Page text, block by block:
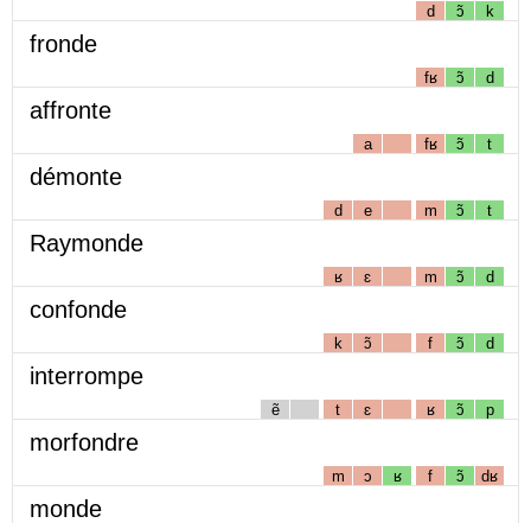
d ɔ̃ k
fronde
fʁ ɔ̃ d
affronte
a fʁ ɔ̃ t
démonte
d e m ɔ̃ t
Raymonde
ʁ ɛ m ɔ̃ d
confonde
k ɔ̃ f ɔ̃ d
interrompe
ẽ t ɛ ʁ ɔ̃ p
morfondre
m ɔ ʁ f ɔ̃ dʁ
monde